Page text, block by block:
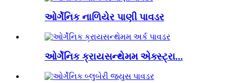
ઓર્ગેનિક નાળિયેર પાણી પાવડર
ઓર્ગેનિક ક્રાયસન્થેમમ એક્સ્ટ્રા...